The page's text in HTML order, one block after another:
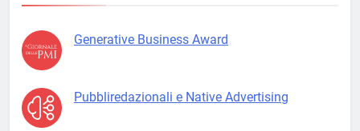
Generative Business Award
Pubbliredazionali e Native Advertising